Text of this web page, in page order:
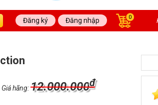
Đăng ký Đăng nhập 0
Giá hãng:12.000.000₫